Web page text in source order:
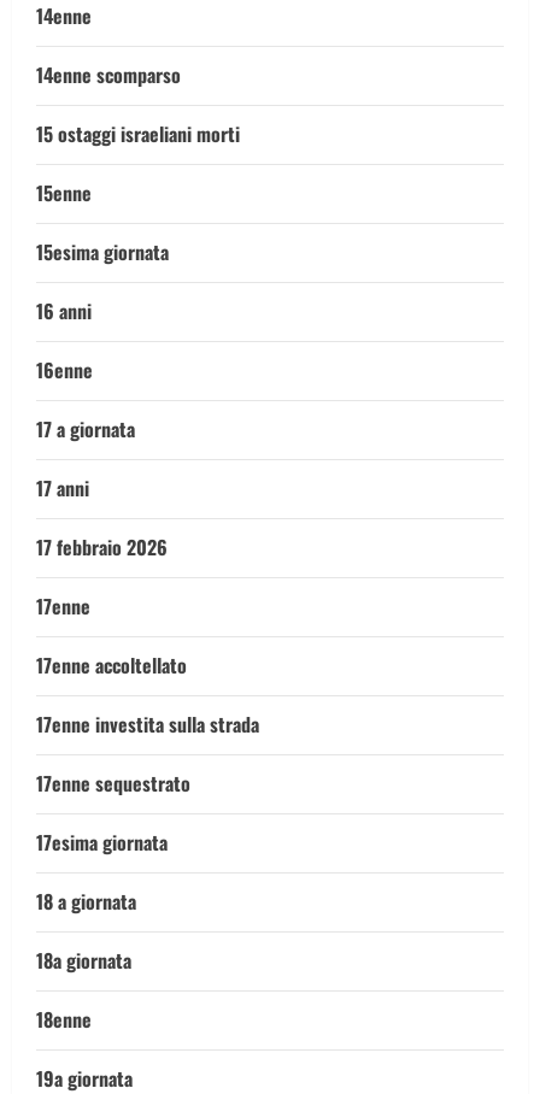
14enne
14enne scomparso
15 ostaggi israeliani morti
15enne
15esima giornata
16 anni
16enne
17 a giornata
17 anni
17 febbraio 2026
17enne
17enne accoltellato
17enne investita sulla strada
17enne sequestrato
17esima giornata
18 a giornata
18a giornata
18enne
19a giornata